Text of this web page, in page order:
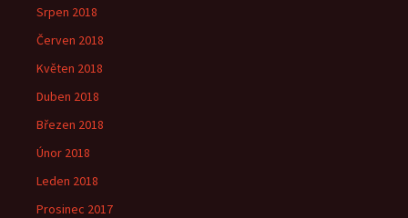
Srpen 2018
Červen 2018
Květen 2018
Duben 2018
Březen 2018
Únor 2018
Leden 2018
Prosinec 2017